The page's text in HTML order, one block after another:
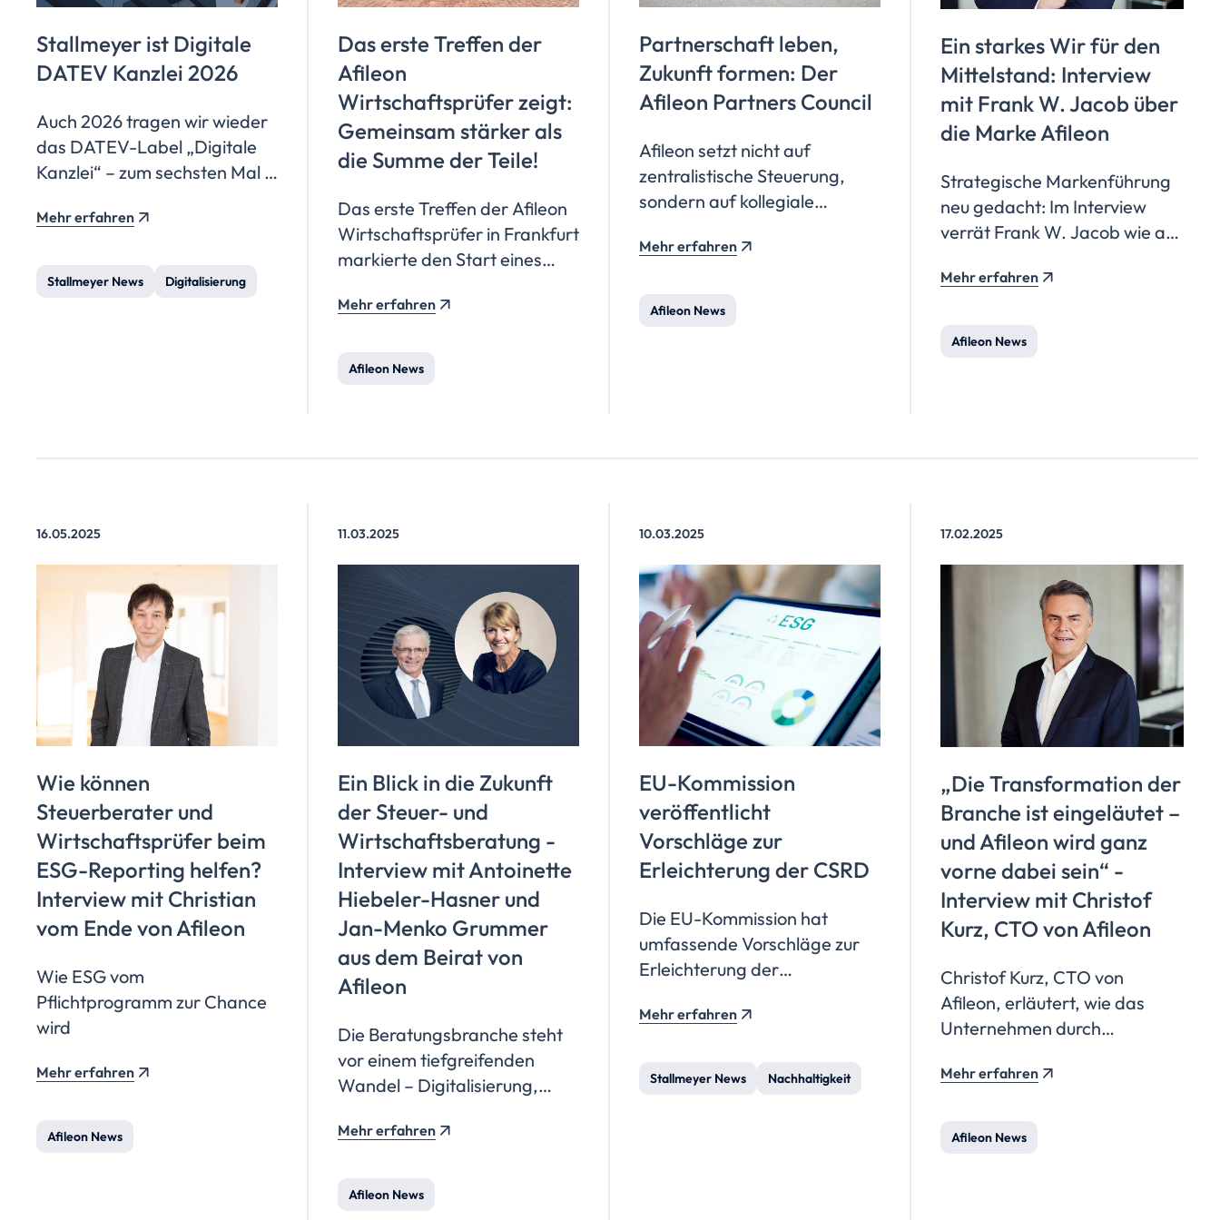
Stallmeyer ist Digitale
DATEV Kanzlei 2026
Auch 2026 tragen wir wieder
das DATEV-Label „Digitale
Kanzlei“ – zum sechsten Mal in
Bestätigung und
bauen unsere Prozesse so
Mehr erfahren
Stallmeyer News Digitalisierung
Das erste Treffen der
Afileon
Wirtschaftsprüferzeigt:
Gemeinsam stärker als
die Summe der Teile!
Das erste Treffen der Afileon
Wirtschaftsprüfer in Frankfurt
markierte den Start eines
Strategieprozesses und zeigte
vielfältige Spezialisierungen,
Mehr erfahren
Afileon News
Partnerschaft leben,
Zukunft formen: Der
Afileon Partners Council
Afileon setzt nicht auf
zentralistische Steuerung,
sondern auf kollegiale
gemeinsames Wachstum,
Berufsträgern.
Mehr erfahren
Afileon News
Ein starkes Wir für den
Mittelstand: Interview
mit Frank W. Jacob über
die Marke Afileon
Strategische Markenführung
neu gedacht: Im Interview
verrät Frank W. Jacob wie aus
eine starke Marke mit
einem ikonischen Punkt wird.
Mehr erfahren
Afileon News
16.05.2025
Wie können
Steuerberater und
Wirtschaftsprüfer beim
ESG-Reporting helfen?
Interview mit Christian
vom Ende von Afileon
Wie ESG vom
Pflichtprogramm zur Chance
wird
Mehr erfahren
Afileon News
11.03.2025
Ein Blick in die Zukunft
der Steuer- und
Wirtschaftsberatung -
Interview mit Antoinette
Hiebeler-Hasner und
Jan-Menko Grummer
aus dem Beirat von
Afileon
Die Beratungsbranche steht
vor einem tiefgreifenden
Wandel – Digitalisierung,
Fachkräftemangel fordern
Beiratsmitglieder von Afileon
Mehr erfahren
Afileon News
10.03.2025
EU-Kommission
veröffentlicht
Vorschläge zur
Erleichterung der CSRD
Die EU-Kommission hat
umfassende Vorschläge zur
Erleichterung der
im Rahmen der Corporate
Directive (CSRD)
Mehr erfahren
Stallmeyer News Nachhaltigkeit
17.02.2025
„Die Transformation der
Branche ist eingeläutet –
und Afileon wird ganz
vorne dabei sein“ -
Interview mit Christof
Kurz, CTO von Afileon
Christof Kurz, CTO von
Afileon, erläutert, wie das
Unternehmen durch
Standardisierung,
Einsatz von Künstlicher
Mehr erfahren
Afileon News